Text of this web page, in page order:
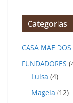
r
q
v
o
Categorias
CASA MÃE DOS
FUNDADORES
Luisa (4)
Magela (12)